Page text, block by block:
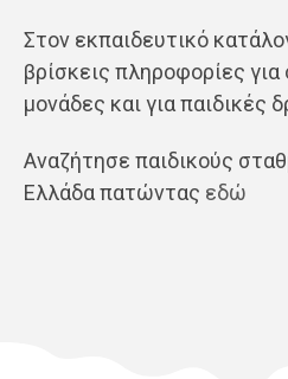
Στον εκπαιδευτικό
βρίσκεις πληροφορίες για
μονάδες και για παιδικές
Αναζήτησε παιδικούς
Ελλάδα πατώντας εδώ